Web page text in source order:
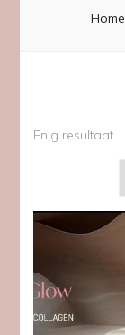
Home
Enig resultaat